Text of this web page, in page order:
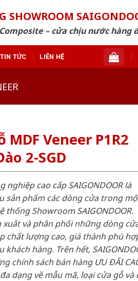
SHOWROOM
– cửa chịu nước hàng
TIN TỨC LIÊN HỆ
MDF Veneer P1R2
2-SGD
nghiệp cao cấp SAIGONDOOR là
sản phẩm các dòng cửa trong
thống Showroom SAIGONDOOR.
xuất và phân phối những dòng
chất lượng cao, giá thành phù
khách hàng. Trên hết,
chính sách bán hàng ƯU ĐÃI
dạng về mẫu mã, loại cửa gỗ và